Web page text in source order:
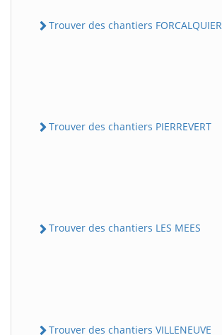
Trouver des chantiers FORCALQUIER
Trouver des chantiers PIERREVERT
Trouver des chantiers LES MEES
Trouver des chantiers VILLENEUVE